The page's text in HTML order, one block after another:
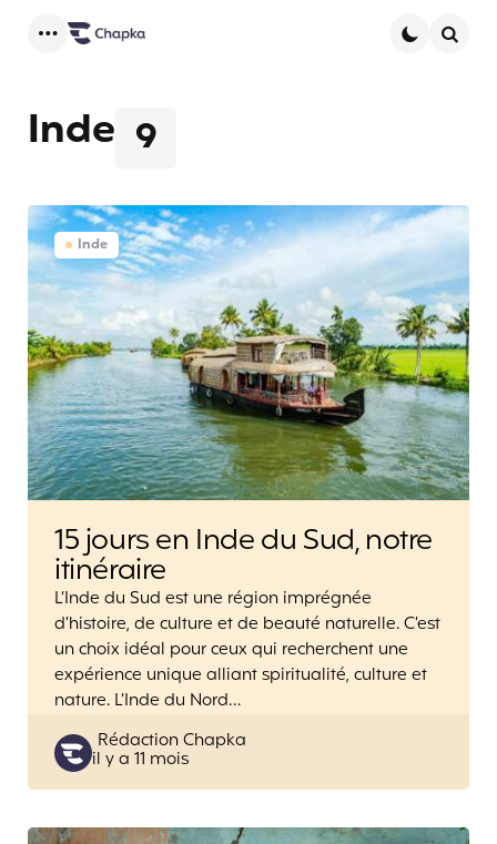
9
Inde
Inde
15 jours en Inde du Sud, notre
itinéraire
L’Inde du Sud est une région imprégnée
d’histoire, de culture et de beauté naturelle. C’est
un choix idéal pour ceux qui recherchent une
expérience unique alliant spiritualité, culture et
nature. L’Inde du Nord…
Posted
by
Rédaction Chapka
il y a 11 mois